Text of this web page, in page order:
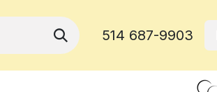
514 687-9903